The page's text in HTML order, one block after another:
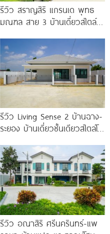
รีวิว สราญสิริ แกรนเด พุทธ
มณฑล สาย 3 บ้านเดี่ยวสไตล์
รีวิว Living Sense 2 บ้านฉาง-
ระยอง บ้านเดี่ยวชั้นเดียวสไตล์โม
มอเตอร์เวย์
รีวิว อณาสิริ ศรีนครินทร์-แพ